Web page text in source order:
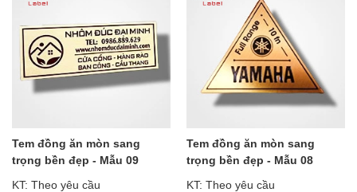
Tem đồng ăn mòn sang
trọng bền đẹp - Mẫu 09
KT: Theo yêu cầu
Tem đồng ăn mòn sang
trọng bền đẹp - Mẫu 08
KT: Theo yêu cầu